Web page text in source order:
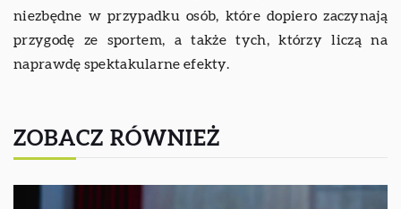
niezbędne w przypadku osób, które dopiero zaczynają
przygodę ze sportem, a także tych, którzy liczą na
naprawdę spektakularne efekty.
ZOBACZ RÓWNIEŻ